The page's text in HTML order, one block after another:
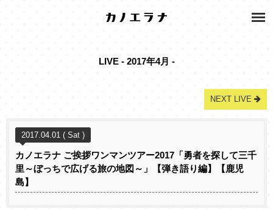
LIVE - 2017年4月 -
NEXT LIVE
2017.04.01 ( Sat )
カノエラナ ご挨拶ワンマンツアー2017「勇者を探して三千
里～ぼっちで広げる旅の地図～」【弾き語り編】【鹿児
島】